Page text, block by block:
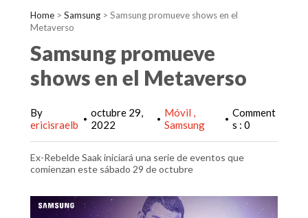
Home > Samsung > Samsung promueve shows en el
Metaverso
Samsung promueve
shows en el Metaverso
By
ericisraelb
• octubre 29,
2022
• Móvil
Samsung
• Comment
s : 0
Ex-Rebelde Saak iniciará una serie de eventos que
comienzan este sábado 29 de octubre